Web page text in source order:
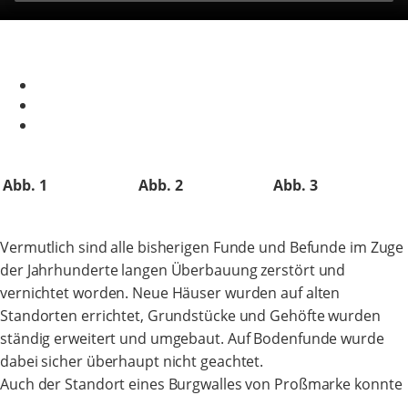
Abb. 1 Abb. 2 Abb. 3
Vermutlich sind alle bisherigen Funde und Befunde im Zuge
der Jahrhunderte langen Überbauung zerstört und
vernichtet worden. Neue Häuser wurden auf alten
Standorten errichtet, Grundstücke und Gehöfte wurden
ständig erweitert und umgebaut. Auf Bodenfunde wurde
dabei sicher überhaupt nicht geachtet.
Auch der Standort eines Burgwalles von Proßmarke konnte